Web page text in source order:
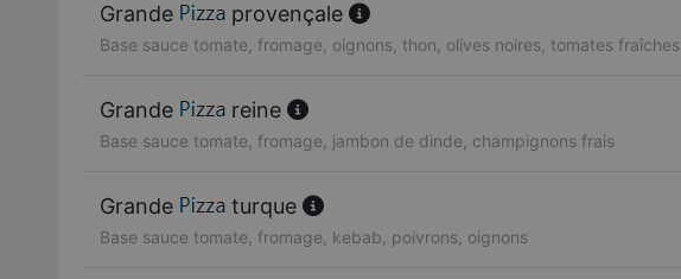
Grande provençale
Base sauce tomate, fromage, oignons, thon, olives noires, tomates fraîches
Grande reine
Base sauce tomate, fromage, jambon de dinde, champignons frais
Grande turque
Base sauce tomate, fromage, kebab, poivrons, oignons